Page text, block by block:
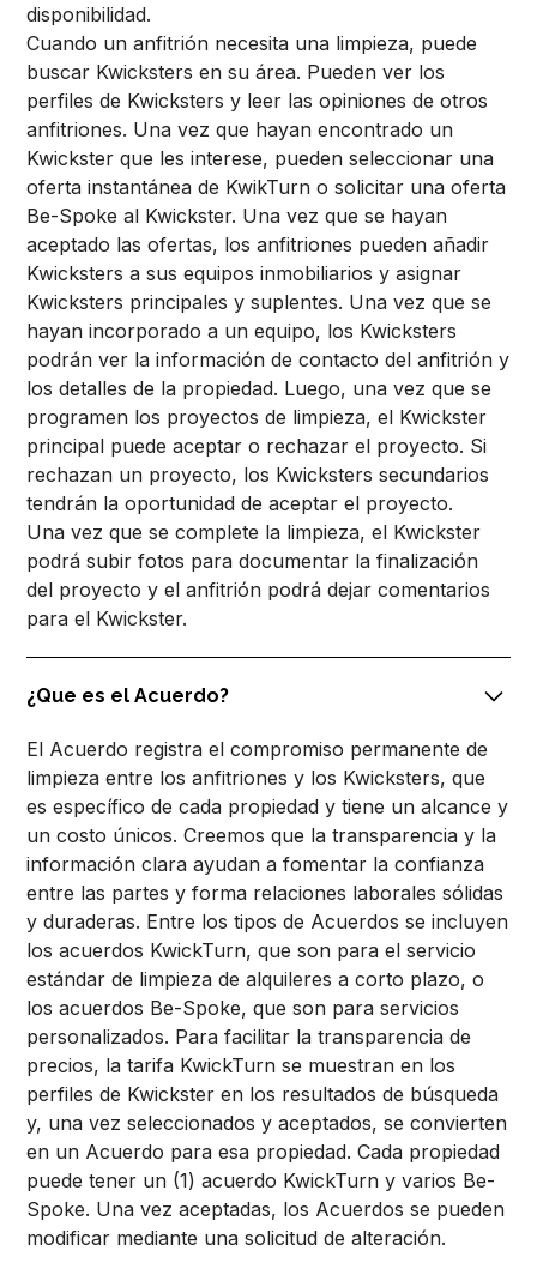
disponibilidad.
Cuando un anfitrión necesita una limpieza, puede
buscar Kwicksters en su área. Pueden ver los
perfiles de Kwicksters y leer las opiniones de otros
anfitriones. Una vez que hayan encontrado un
Kwickster que les interese, pueden seleccionar una
oferta instantánea de KwikTurn o solicitar una oferta
Be-Spoke al Kwickster. Una vez que se hayan
aceptado las ofertas, los anfitriones pueden añadir
Kwicksters a sus equipos inmobiliarios y asignar
Kwicksters principales y suplentes. Una vez que se
hayan incorporado a un equipo, los Kwicksters
podrán ver la información de contacto del anfitrión y
los detalles de la propiedad. Luego, una vez que se
programen los proyectos de limpieza, el Kwickster
principal puede aceptar o rechazar el proyecto. Si
rechazan un proyecto, los Kwicksters secundarios
tendrán la oportunidad de aceptar el proyecto.
Una vez que se complete la limpieza, el Kwickster
podrá subir fotos para documentar la finalización
del proyecto y el anfitrión podrá dejar comentarios
para el Kwickster.
¿Que es el Acuerdo?
El Acuerdo registra el compromiso permanente de
limpieza entre los anfitriones y los Kwicksters, que
es específico de cada propiedad y tiene un alcance y
un costo únicos. Creemos que la transparencia y la
información clara ayudan a fomentar la confianza
entre las partes y forma relaciones laborales sólidas
y duraderas. Entre los tipos de Acuerdos se incluyen
los acuerdos KwickTurn, que son para el servicio
estándar de limpieza de alquileres a corto plazo, o
los acuerdos Be-Spoke, que son para servicios
personalizados. Para facilitar la transparencia de
precios, la tarifa KwickTurn se muestran en los
perfiles de Kwickster en los resultados de búsqueda
y, una vez seleccionados y aceptados, se convierten
en un Acuerdo para esa propiedad. Cada propiedad
puede tener un (1) acuerdo KwickTurn y varios Be-
Spoke. Una vez aceptadas, los Acuerdos se pueden
modificar mediante una solicitud de alteración.